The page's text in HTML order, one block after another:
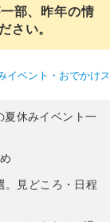
部、昨年の情
さい。
イベント・おでかけ
休みイベント一
。見どころ・日程